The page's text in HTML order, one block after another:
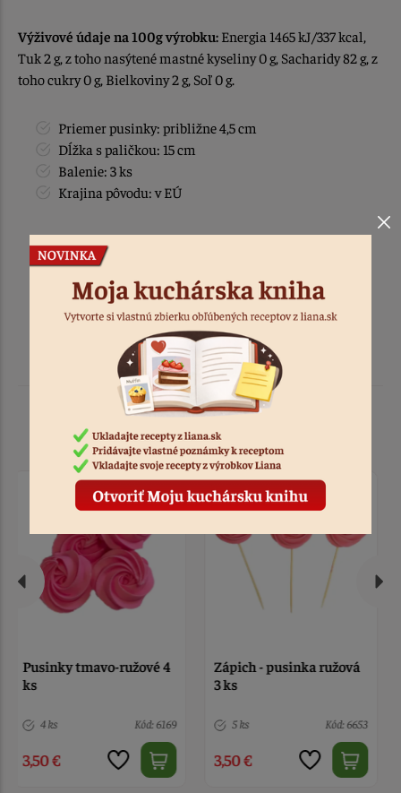
Výživové údaje na 100g výrobku: Energia 1465 kJ/337 kcal,
Tuk 2 g, z toho nasýtené mastné kyseliny 0 g, Sacharidy 82 g, z
toho cukry 0 g, Bielkoviny 2 g, Soľ 0 g.
Priemer pusinky: približne 4,5 cm
Dĺžka s paličkou: 15 cm
Balenie: 3 ks
Krajina pôvodu: v EÚ
Podobné produkty
Zápich - pusinka ružová
3 ks
5 ks Kód: 6653
3,50 €
Pusinky zelené 22 ks
> 10 Kód: 4018
3,50 €